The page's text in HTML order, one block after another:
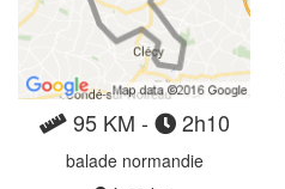
95 KM - 2h10
balade normandie